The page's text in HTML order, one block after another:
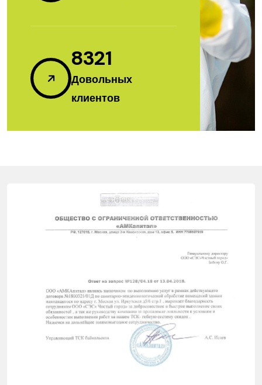
8321
Довольных
клиентов